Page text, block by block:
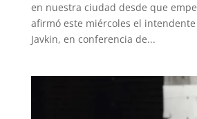
en nuestra ciudad desde que
afirmó este miércoles el
Javkin, en conferencia de...